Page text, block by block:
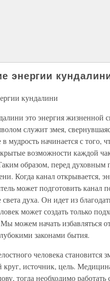
энергии
кундалини
это энергия жизненной
служит змея,
мудрость начинается с того,
возможности каждой
образом, перед духовным
Когда канал открывается,
может подготовить
духа. Он идет из
может создать только
можем начать избавляться
законами бытия.
человека становится
источник, цель.
тогда необходимо